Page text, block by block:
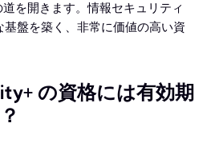
を開きます。情報セキュリティ
盤を築く、非常に価値の高い資
の資格には有効期